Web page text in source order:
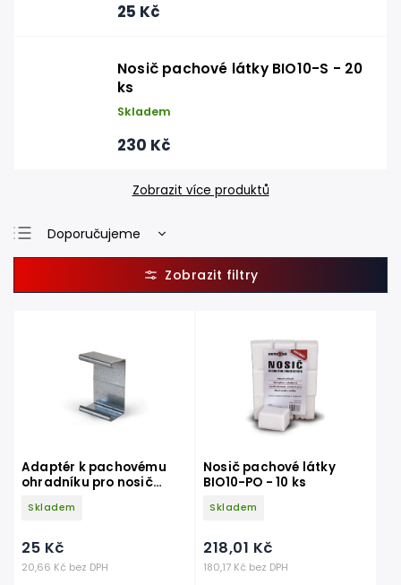
25 Kč
Nosič pachové látky BIO10-S - 20
ks
Skladem
230 Kč
Zobrazit více produktů
Doporučujeme
Nejlevnější
Nejdražší
Abecedně
Adaptér k pachovému
ohradníku pro nosič
Skladem
20,66 Kč bez DPH
25 Kč
Nosič pachové látky
BIO10-PO - 10 ks
Skladem
180,17 Kč bez DPH
218,01 Kč